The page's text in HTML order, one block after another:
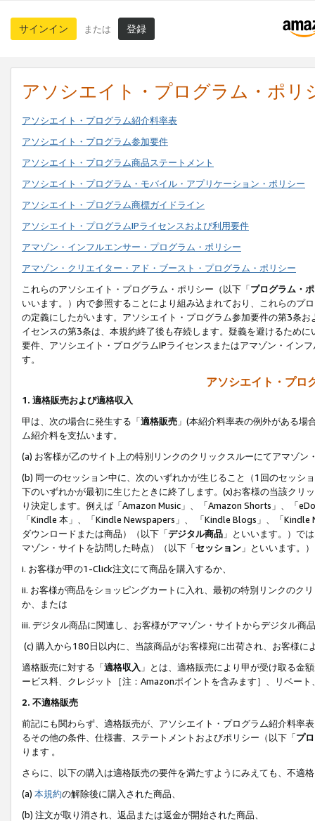
サインイン または 登録
アソシエイト・プログラム・ポリ
アソシエイト・プログラム紹介料率表
アソシエイト・プログラム参加要件
アソシエイト・プログラム商品ステートメント
アソシエイト・プログラム・モバイル・アプリケーション・ポリシー
アソシエイト・プログラム商標ガイドライン
アソシエイト・プログラムIPライセンスおよび利用要件
アマゾン・インフルエンサー・プログラム・ポリシー
アマゾン・クリエイター・アド・ブースト・プログラム・ポリシー
これらのアソシエイト・プログラム・ポリシー（以下「プログラム・
いいます。）内で参照することにより組み込まれており、これらのプ
の定義にしたがいます。アソシエイト・プログラム参加要件の第3条
イセンスの第3条は、本規約終了後も存続します。疑義を避けるため
要件、アソシエイト・プログラムIPライセンスまたはアマゾン・イン
す。
アソシエイト・プロ
1. 適格販売および適格収入
甲は、次の場合に発生する「適格販売 」(本紹介料率表の例外がある
ム紹介料を支払います。
(a) お客様が乙のサイト上の特別リンクのクリックスルーにてアマゾン
(b) 同一のセッション中に、次のいずれかが生じること（1回のセッシ
下のいずれかが最初に生じたときに終了します。(x)お客様の当該ク
り決定します。例えば「Amazon Music」、「Amazon Shorts」、「
「Kindle 本」、「Kindle Newspapers」、 「Kindle Blogs」、「
ダウンロードまたは商品）（以下「デジタル商品 」といいます。）で
マゾン・サイトを訪問した時点）（以下「セッション 」といいます。
i. お客様が甲の1-Click注文にて商品を購入するか、
ii. お客様が商品をショッピングカートに入れ、最初の特別リンクのク
か、または
iii. デジタル商品に関連し、お客様がアマゾン・サイトからデジタル
(c) 購入から180日以内に、当該商品がお客様宛に出荷され、お客様
適格販売に対する「適格収入 」とは、適格販売により甲が受け取る金
ービス料、クレジット［注：Amazonポイントを含みます］、リベー
2. 不適格販売
前記にも関わらず、適格販売が、アソシエイト・プログラム紹介料率
るその他の条件、仕様書、ステートメントおよびポリシー（以下「プ
ります 。
さらに、以下の購入は適格販売の要件を満たすようにみえても、不適
(a) 本規約の解除後に購入された商品、
(b) 注文が取り消され、返品または返金が開始された商品、